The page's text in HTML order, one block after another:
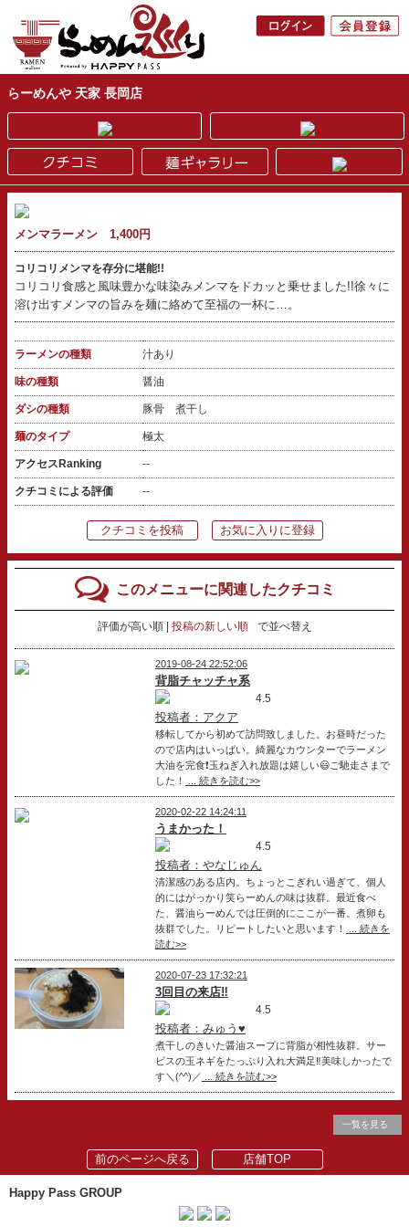
らーめんや 天家 長岡店
メンマラーメン 1,400円
コリコリメンマを存分に堪能!!
コリコリ食感と風味豊かな味染みメンマをドカッと乗せました!!徐々に
溶け出すメンマの旨みを麺に絡めて至福の一杯に…。
ラーメンの種類 汁あり
味の種類 醤油
ダシの種類 豚骨 煮干し
麺のタイプ 極太
アクセスRanking --
クチコミによる評価 --
クチコミを投稿 お気に入りに登録
このメニューに関連したクチコミ
評価が高い順 投稿の新しい順 で並べ替え
2019-08-24 22:52:06
背脂チャッチャ系
4.5
投稿者：アクア
移転してから初めて訪問致しました。お昼時だった
ので店内はいっぱい。綺麗なカウンターでラーメン
大油を完食❗️玉ねぎ入れ放題は嬉しい😃ご馳走さまで
した！
... 続きを読む>>
2020-02-22 14:24:11
うまかった！
4.5
投稿者：やなじゅん
清潔感のある店内。ちょっとこぎれい過ぎて、個人
的にはがっかり笑らーめんの味は抜群。最近食べ
た、醤油らーめんでは圧倒的にここが一番。煮卵も
抜群でした。リピートしたいと思います！
... 続きを
読む>>
2020-07-23 17:32:21
3回目の来店‼️
4.5
投稿者：みゅう♥
煮干しのきいた醤油スープに背脂が相性抜群。サー
ビスの玉ネギをたっぷり入れ大満足‼️美味しかったで
す＼(^^)／
... 続きを読む>>
一覧を見る
前のページへ戻る 店舗TOP
Happy Pass GROUP